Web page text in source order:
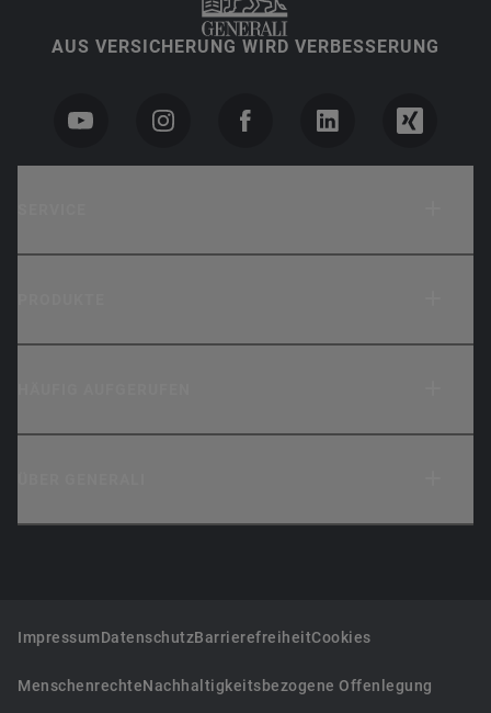
AUS VERSICHERUNG WIRD VERBESSERUNG
ImpressumDatenschutzBarrierefreiheitCookies
MenschenrechteNachhaltigkeitsbezogene Offenlegung